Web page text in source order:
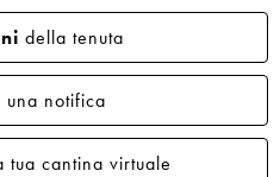
della tenuta
una notifica
tua cantina virtuale